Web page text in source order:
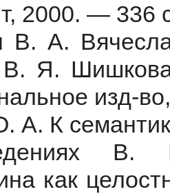
2000. — 336
В. А.
В. Я.
изд-
А. К
В.
как